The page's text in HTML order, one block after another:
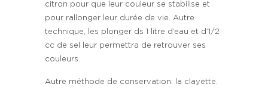
citron pour que leur couleur se stabilise et
pour rallonger leur durée de vie. Autre
technique, les plonger ds 1 litre d’eau et d’1/2
cc de sel leur permettra de retrouver ses
couleurs.
Autre méthode de conservation: la clayette.